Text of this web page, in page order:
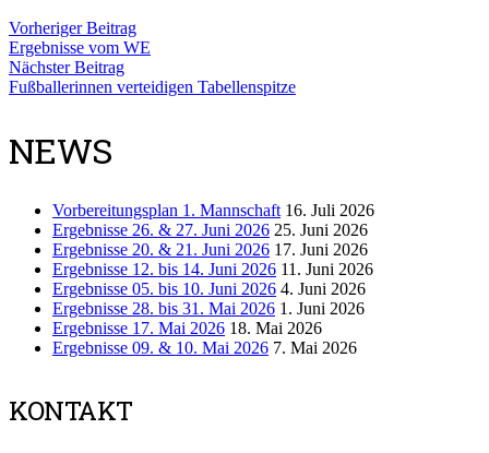
Vorheriger Beitrag
Ergebnisse vom WE
Nächster Beitrag
Fußballerinnen verteidigen Tabellenspitze
NEWS
Vorbereitungsplan 1. Mannschaft 16. Juli 2026
Ergebnisse 26. & 27. Juni 2026 25. Juni 2026
Ergebnisse 20. & 21. Juni 2026 17. Juni 2026
Ergebnisse 12. bis 14. Juni 2026 11. Juni 2026
Ergebnisse 05. bis 10. Juni 2026 4. Juni 2026
Ergebnisse 28. bis 31. Mai 2026 1. Juni 2026
Ergebnisse 17. Mai 2026 18. Mai 2026
Ergebnisse 09. & 10. Mai 2026 7. Mai 2026
KONTAKT